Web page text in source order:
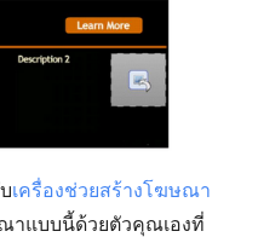
เครื่องช่วยสร้างโฆษณา
าแบบนี้ด้วยตัวคุณเองที่